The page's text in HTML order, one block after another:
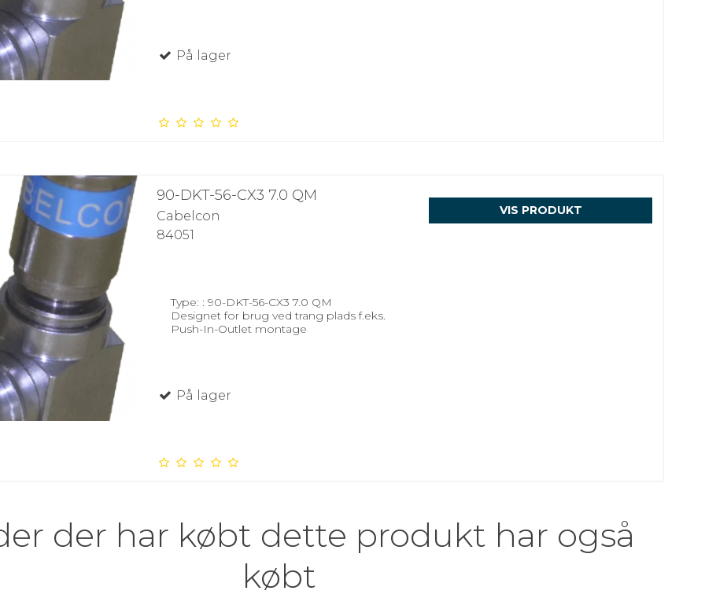
På lager
90-DKT-56-CX3 7.0 QM
Cabelcon
84051
Type: : 90-DKT-56-CX3 7.0 QM
Designet for brug ved trang plads f.eks.
Push-In-Outlet montage
På lager
VIS PRODUKT
der har købt dette produkt har også
købt